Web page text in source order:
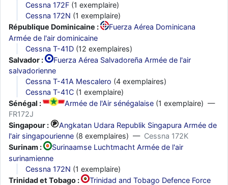
Cessna 172F (1 exemplaire)
Cessna 172N (1 exemplaire)
République Dominicaine :
Fuerza Aérea Dominicana
Armée de l'air dominicaine
Cessna T-41D (12 exemplaires)
Salvador :
Fuerza Aérea Salvadoreña Armée de l'air
salvadorienne
Cessna T-41A Mescalero (4 exemplaires)
Cessna T-41C (1 exemplaire)
Sénégal :
Armée de l'Air sénégalaise(1 exemplaire) —
FR172J
Singapour :
Angkatan Udara Republik Singapura Armée de
l'air singapourienne (8 exemplaires) — Cessna 172K
Surinam :
Surinaamse Luchtmacht Armée de l'air
surinamienne
Cessna 172N (1 exemplaire)
Trinidad et Tobago :
Trinidad and Tobago Defence Force